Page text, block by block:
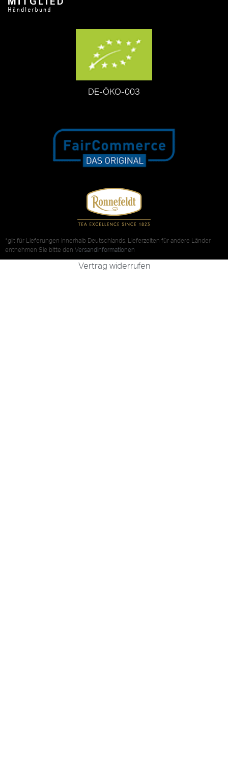
DE-ÖKO-003
*gilt für Lieferungen innerhalb Deutschlands, Lieferzeiten für andere Länder
entnehmen Sie bitte den Versandinformationen
Vertrag widerrufen